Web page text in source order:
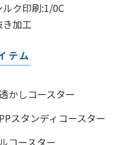
ルク印刷:1/0C
き加工
テム
かしコースター
PPスタンディコースター
コースター